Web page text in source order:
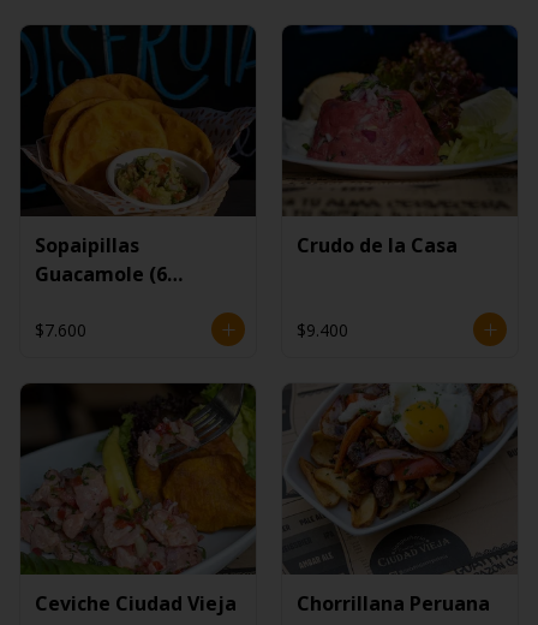
Sopaipillas
Guacamole (6
$7.600
Crudo de la Casa
$9.400
Ceviche Ciudad Vieja Chorrillana Peruana